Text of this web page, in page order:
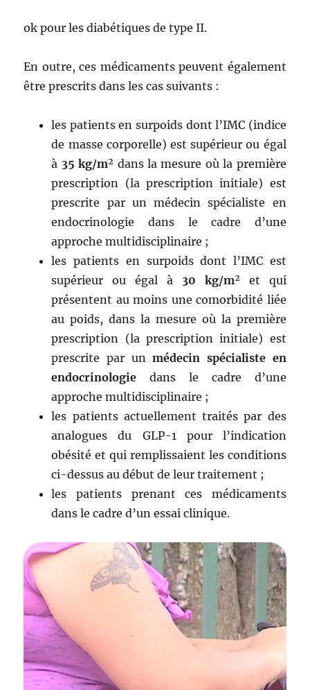
ok pour les diabétiques de type II.
En outre, ces médicaments peuvent également
être prescrits dans les cas suivants :
les patients en surpoids dont l’IMC (indice
de masse corporelle) est supérieur ou égal
à 35 kg/m² dans la mesure où la première
prescription (la prescription initiale) est
prescrite par un médecin spécialiste en
endocrinologie dans le cadre d’une
approche multidisciplinaire ;
les patients en surpoids dont l’IMC est
supérieur ou égal à 30 kg/m² et qui
présentent au moins une comorbidité liée
au poids, dans la mesure où la première
prescription (la prescription initiale) est
prescrite par unmédecin spécialiste en
endocrinologie dans le cadre d’une
approche multidisciplinaire ;
les patients actuellement traités par des
analogues du GLP-1 pour l’indication
obésité et qui remplissaient les conditions
ci-dessus au début de leur traitement ;
les patients prenant ces médicaments
dans le cadre d’un essai clinique.